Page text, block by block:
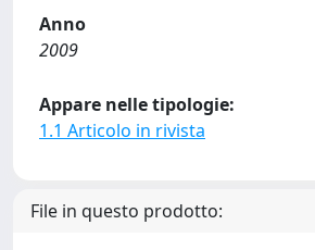
Anno
2009
Appare nelle tipologie:
1.1 Articolo in rivista
File in questo prodotto: